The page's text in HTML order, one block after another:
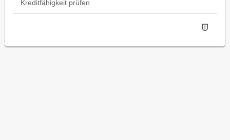
Kreditfähigkeit prüfen